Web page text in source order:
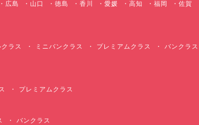
広島 山口 徳島 香川 愛媛 高知 福岡 佐賀
ラス ミニバンクラス プレミアムクラス
バンクラス
プレミアムクラス
バンクラス